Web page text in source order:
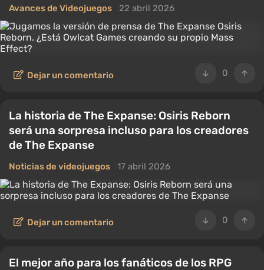
Avances de Videojuegos 22 abril 2026
0
Dejar un comentario
La historia de The Expanse: Osiris Reborn
será una sorpresa incluso para los creadores
de The Expanse
Noticias de videojuegos 17 abril 2026
0
Dejar un comentario
El mejor año para los fanáticos de los RPG